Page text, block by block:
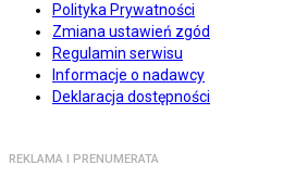
Polityka Prywatności
Zmiana ustawień zgód
Regulamin serwisu
Informacje o nadawcy
Deklaracja dostępności
REKLAMA I PRENUMERATA